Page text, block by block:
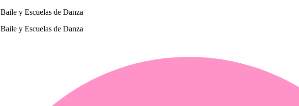
y Escuelas de Danza
y Escuelas de Danza